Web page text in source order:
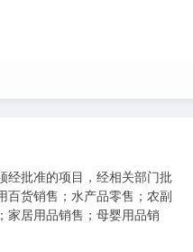
经批准的项目，经相关部门批
百货销售；水产品零售；农副
家居用品销售；母婴用品销